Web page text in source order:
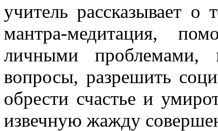
учитель рассказывает о
мантра-медитация,
личными проблемами,
вопросы, разрешить
обрести счастье и
извечную жажду